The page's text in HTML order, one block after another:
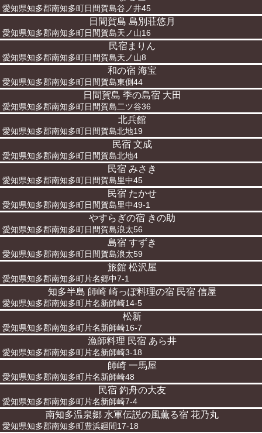
愛知県知多郡南知多町日間賀島谷ノ井45
日間賀島 島別荘悠月
愛知県知多郡南知多町日間賀島天ノ山16
民宿まりん
愛知県知多郡南知多町日間賀島天ノ山8
和の宿 海宝
愛知県知多郡南知多町日間賀島東側44
日間賀島 季の島宿 大田
愛知県知多郡南知多町日間賀島二ツ谷36
北兵館
愛知県知多郡南知多町日間賀島北地19
民宿 文成
愛知県知多郡南知多町日間賀島北地4
民宿 みさき
愛知県知多郡南知多町日間賀島里中45
民宿 たかせ
愛知県知多郡南知多町日間賀島里中49-1
やすらぎの宿 きの助
愛知県知多郡南知多町日間賀島浪太56
島宿 すずき
愛知県知多郡南知多町日間賀島浪太59
旅館 松沢屋
愛知県知多郡南知多町片名郷中7-1
知多半島 師崎 崎っぽ料理の宿 民宿 信屋
愛知県知多郡南知多町片名新師崎14-5
松新
愛知県知多郡南知多町片名新師崎16-7
漁師料理 民宿 あら井
愛知県知多郡南知多町片名新師崎3-18
師崎 一馬屋
愛知県知多郡南知多町片名新師崎48
民宿 釣舟の大友
愛知県知多郡南知多町片名新師崎7-4
南知多温泉郷 水軍伝説の風薫る宿 花乃丸
愛知県知多郡南知多町豊浜廻間17-18